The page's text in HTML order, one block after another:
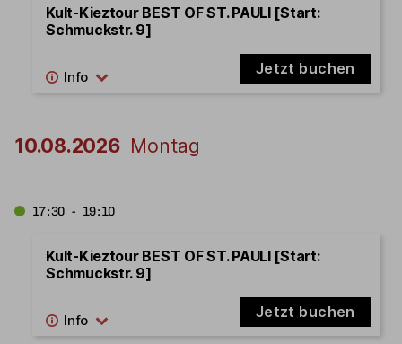
Kult-Kieztour BEST OF ST. PAULI [Start:
Schmuckstr. 9]
Jetzt buchen
10.08.2026 Montag
17:30 - 19:10
Kult-Kieztour BEST OF ST. PAULI [Start:
Schmuckstr. 9]
Jetzt buchen